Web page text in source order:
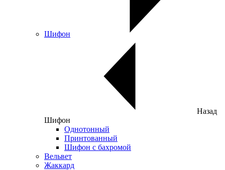
Шифон
Назад
Шифон
Однотонный
Принтованный
Шифон с бахромой
Вельвет
Жаккард